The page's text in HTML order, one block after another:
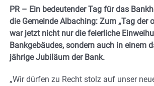
PR – Ein bedeutender Tag für das
die Gemeinde Albaching: Zum „Tag der
war jetzt nicht nur die feierliche
Bankgebäudes, sondern auch in einem
jährige Jubiläum der Bank.
„Wir dürfen zu Recht stolz auf unser